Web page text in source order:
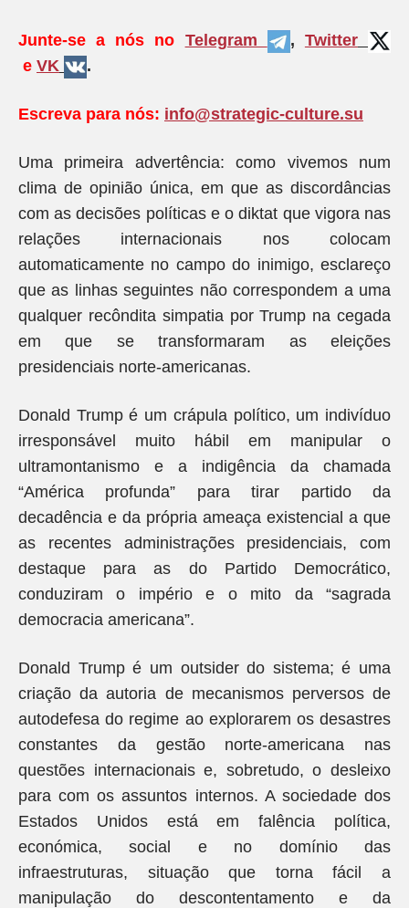
Junte-se a nós no Telegram , Twitter
e VK .
Escreva para nós: info@strategic-culture.su
Uma primeira advertência: como vivemos num
clima de opinião única, em que as discordâncias
com as decisões políticas e o diktat que vigora nas
relações internacionais nos colocam
automaticamente no campo do inimigo, esclareço
que as linhas seguintes não correspondem a uma
qualquer recôndita simpatia por Trump na cegada
em que se transformaram as eleições
presidenciais norte-americanas.
Donald Trump é um crápula político, um indivíduo
irresponsável muito hábil em manipular o
ultramontanismo e a indigência da chamada
“América profunda” para tirar partido da
decadência e da própria ameaça existencial a que
as recentes administrações presidenciais, com
destaque para as do Partido Democrático,
conduziram o império e o mito da “sagrada
democracia americana”.
Donald Trump é um outsider do sistema; é uma
criação da autoria de mecanismos perversos de
autodefesa do regime ao explorarem os desastres
constantes da gestão norte-americana nas
questões internacionais e, sobretudo, o desleixo
para com os assuntos internos. A sociedade dos
Estados Unidos está em falência política,
económica, social e no domínio das
infraestruturas, situação que torna fácil a
manipulação do descontentamento e da